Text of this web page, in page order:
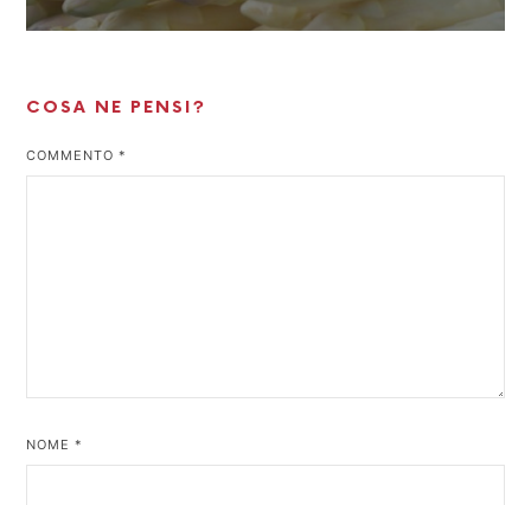
COSA NE PENSI?
COMMENTO*
NOME*